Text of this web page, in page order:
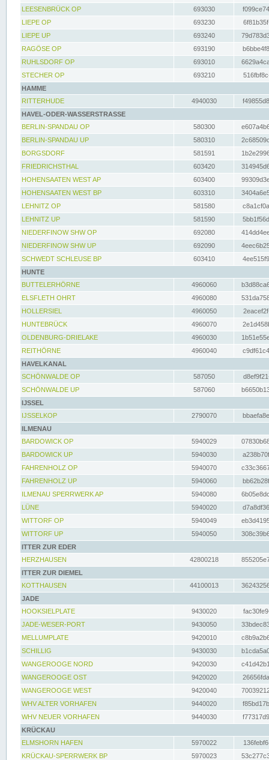
LEESENBRÜCK OP
693030
LIEPE OP
693230
LIEPE UP
693240
RAGÖSE OP
693190
RUHLSDORF OP
693010
STECHER OP
693210
HAMME
RITTERHUDE
4940030
HAVEL-ODER-WASSERSTRASSE
BERLIN-SPANDAU OP
580300
BERLIN-SPANDAU UP
580310
BORGSDORF
581591
FRIEDRICHSTHAL
603420
HOHENSAATEN WEST AP
603400
HOHENSAATEN WEST BP
603310
LEHNITZ OP
581580
LEHNITZ UP
581590
NIEDERFINOW SHW OP
692080
NIEDERFINOW SHW UP
692090
SCHWEDT SCHLEUSE BP
603410
HUNTE
BUTTELERHÖRNE
4960060
ELSFLETH OHRT
4960080
HOLLERSIEL
4960050
HUNTEBRÜCK
4960070
OLDENBURG-DRIELAKE
4960030
REITHÖRNE
4960040
HAVELKANAL
SCHÖNWALDE OP
587050
SCHÖNWALDE UP
587060
IJSSEL
IJSSELKOP
2790070
ILMENAU
BARDOWICK OP
5940029
BARDOWICK UP
5940030
FAHRENHOLZ OP
5940070
FAHRENHOLZ UP
5940060
ILMENAU SPERRWERK AP
5940080
LÜNE
5940020
WITTORF OP
5940049
WITTORF UP
5940050
ITTER ZUR EDER
HERZHAUSEN
42800218
ITTER ZUR DIEMEL
KOTTHAUSEN
44100013
JADE
HOOKSIELPLATE
9430020
JADE-WESER-PORT
9430050
MELLUMPLATE
9420010
SCHILLIG
9430030
WANGEROOGE NORD
9420030
WANGEROOGE OST
9420020
WANGEROOGE WEST
9420040
WHV ALTER VORHAFEN
9440020
WHV NEUER VORHAFEN
9440030
KRÜCKAU
ELMSHORN HAFEN
5970022
KRÜCKAU-SPERRWERK BP
5970023